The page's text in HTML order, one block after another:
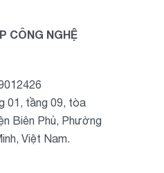
CÔNG NGHỆ
01, tầng 09, tòa
Biên Phủ, Phường
Việt Nam.